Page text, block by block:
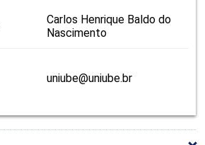
Carlos Henrique Baldo do
Nascimento
uniube@uniube.br